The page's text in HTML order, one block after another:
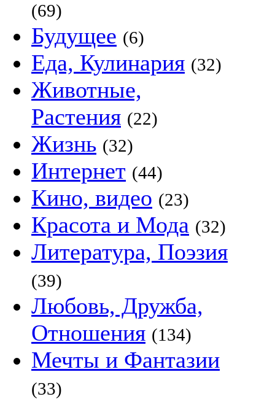
(69)
Будущее (6)
Еда, Кулинария (32)
Животные,
Растения (22)
Жизнь (32)
Интернет (44)
Кино, видео (23)
Красота и Мода (32)
Литература, Поэзия
(39)
Любовь, Дружба,
Отношения (134)
Мечты и Фантазии
(33)